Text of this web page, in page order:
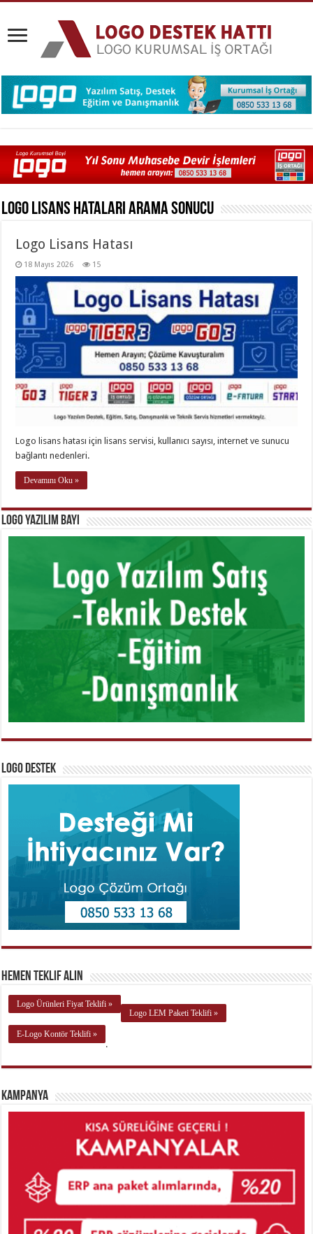
Logo Lisans HatalarıArama Sonucu
Logo Lisans Hatası
18 Mayıs 2026 15
Logo lisans hatası için lisans servisi, kullanıcı sayısı, internet ve sunucu
bağlantı nedenleri.
Devamını Oku »
Logo Yazılım Bayi
Logo Destek
Hemen Teklif Alın
Logo Ürünleri Fiyat Teklifi »
Logo LEM Paketi Teklifi »
E-Logo Kontör Teklifi »
.
Kampanya